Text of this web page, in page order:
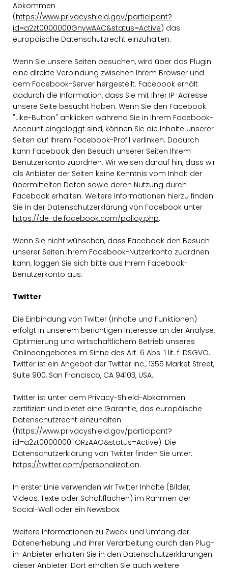
Abkommen
(https://www.privacyshield.gov/participant?
id=a2zt0000000GnywAAC&status=Active) das
europäische Datenschutzrecht einzuhalten.
Wenn Sie unsere Seiten besuchen, wird über das Plugin
eine direkte Verbindung zwischen Ihrem Browser und
dem Facebook-Server hergestellt. Facebook erhält
dadurch die Information, dass Sie mit Ihrer IP-Adresse
unsere Seite besucht haben. Wenn Sie den Facebook
"Like-Button" anklicken während Sie in Ihrem Facebook-
Account eingeloggt sind, können Sie die Inhalte unserer
Seiten auf Ihrem Facebook-Profil verlinken. Dadurch
kann Facebook den Besuch unserer Seiten Ihrem
Benutzerkonto zuordnen. Wir weisen darauf hin, dass wir
als Anbieter der Seiten keine Kenntnis vom Inhalt der
übermittelten Daten sowie deren Nutzung durch
Facebook erhalten. Weitere Informationen hierzu finden
Sie in der Datenschutzerklärung von Facebook unter
https://de-de.facebook.com/policy.php.
Wenn Sie nicht wünschen, dass Facebook den Besuch
unserer Seiten Ihrem Facebook-Nutzerkonto zuordnen
kann, loggen Sie sich bitte aus Ihrem Facebook-
Benutzerkonto aus.
Twitter
Die Einbindung von Twitter (Inhalte und Funktionen)
erfolgt in unserem berichtigen Interesse an der Analyse,
Optimierung und wirtschaftlichem Betrieb unseres
Onlineangebotes im Sinne des Art. 6 Abs. 1 lit. f. DSGVO.
Twitter ist ein Angebot der Twitter Inc., 1355 Market Street,
Suite 900, San Francisco, CA 94103, USA.
Twitter ist unter dem Privacy-Shield-Abkommen
zertifiziert und bietet eine Garantie, das europäische
Datenschutzrecht einzuhalten
(https://www.privacyshield.gov/participant?
id=a2zt0000000TORzAAO&status=Active). Die
Datenschutzerklärung von Twitter finden Sie unter:
https://twitter.com/personalization.
In erster Linie verwenden wir Twitter Inhalte (Bilder,
Videos, Texte oder Schaltflächen) im Rahmen der
Social-Wall oder ein Newsbox.
Weitere Informationen zu Zweck und Umfang der
Datenerhebung und ihrer Verarbeitung durch den Plug-
in-Anbieter erhalten Sie in den Datenschutzerklärungen
dieser Anbieter. Dort erhalten Sie auch weitere